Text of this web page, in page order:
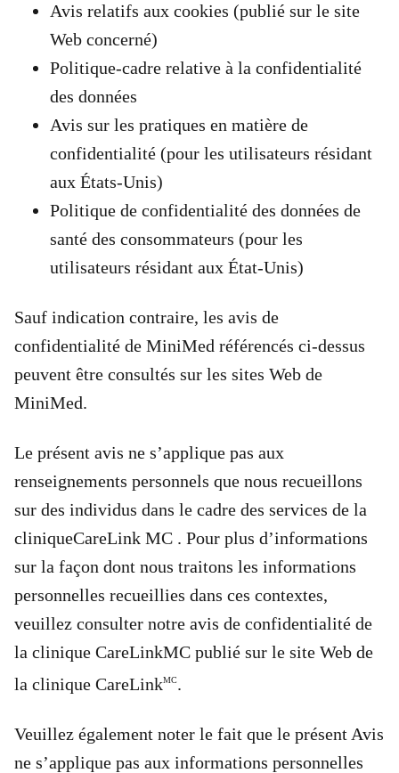
Avis relatifs aux cookies (publié sur le site
Web concerné)
Politique-cadre relative à la confidentialité
des données
Avis sur les pratiques en matière de
confidentialité (pour les utilisateurs résidant
aux États-Unis)
Politique de confidentialité des données de
santé des consommateurs (pour les
utilisateurs résidant aux État-Unis)
Sauf indication contraire, les avis de
confidentialité de MiniMed référencés ci-dessus
peuvent être consultés sur les sites Web de
MiniMed.
Le présent avis ne s’applique pas aux
renseignements personnels que nous recueillons
sur des individus dans le cadre des services de la
cliniqueCareLink MC . Pour plus d’informations
sur la façon dont nous traitons les informations
personnelles recueillies dans ces contextes,
veuillez consulter notre avis de confidentialité de
la clinique CareLinkMC publié sur le site Web de
la clinique CareLinkMC.
Veuillez également noter le fait que le présent Avis
ne s’applique pas aux informations personnelles